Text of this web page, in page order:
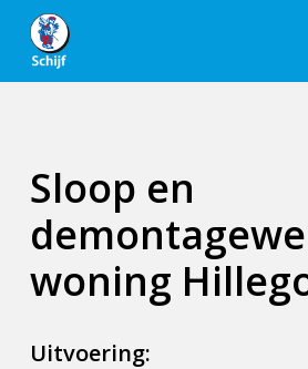
Skip
main
Sloop en
woning
Uitvoering: